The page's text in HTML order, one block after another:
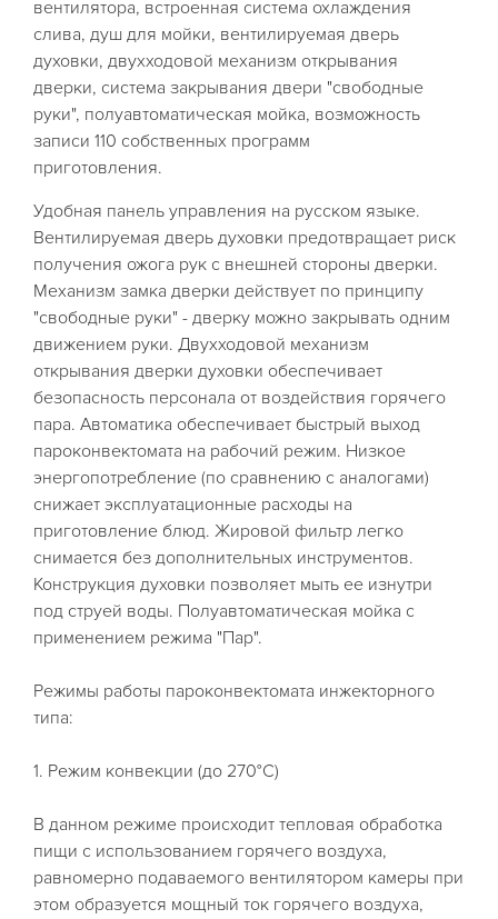
вентилятора, встроенная система охлаждения
слива, душ для мойки, вентилируемая дверь
духовки, двухходовой механизм открывания
дверки, система закрывания двери "свободные
руки", полуавтоматическая мойка, возможность
записи 110 собственных программ
приготовления.
Удобная панель управления на русском языке.
Вентилируемая дверь духовки предотвращает риск
получения ожога рук с внешней стороны дверки.
Механизм замка дверки действует по принципу
"свободные руки" - дверку можно закрывать одним
движением руки. Двухходовой механизм
открывания дверки духовки обеспечивает
безопасность персонала от воздействия горячего
пара. Автоматика обеспечивает быстрый выход
пароконвектомата на рабочий режим. Низкое
энергопотребление (по сравнению с аналогами)
снижает эксплуатационные расходы на
приготовление блюд. Жировой фильтр легко
снимается без дополнительных инструментов.
Конструкция духовки позволяет мыть ее изнутри
под струей воды. Полуавтоматическая мойка с
применением режима "Пар".
Режимы работы пароконвектомата инжекторного
типа:
1. Режим конвекции (до 270°С)
В данном режиме происходит тепловая обработка
пищи с использованием горячего воздуха,
равномерно подаваемого вентилятором камеры при
этом образуется мощный ток горячего воздуха,